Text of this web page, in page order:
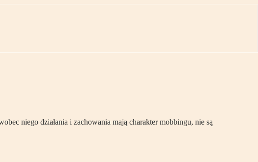
niego działania i zachowania mają charakter mobbingu, nie są